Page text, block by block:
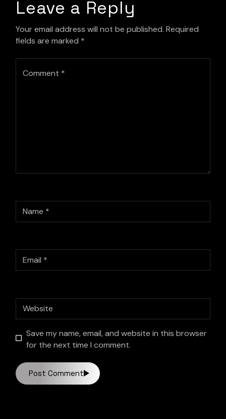
Leave a Reply
Your email address will not be published. Required
fields are marked *
Save my name, email, and website in this browser
for the next time I comment.
Post Comment